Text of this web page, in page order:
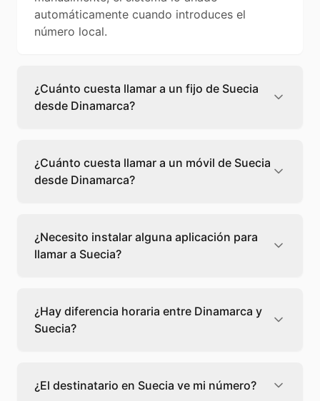
automáticamente cuando introduces el
número local.
¿Cuánto cuesta llamar a un fijo de Suecia
desde Dinamarca?
cuesta 0,03 €/min con Teléfono Global. Verás
el precio exacto antes de marcar para que
sepas qué vas a gastar.
¿Cuánto cuesta llamar a un móvil de Suecia
desde Dinamarca?
cuesta 0,11 €/min con Teléfono Global. Pagas
solo los minutos que hablas, sin cuotas ni
permanencia.
¿Necesito instalar alguna aplicación para
llamar a Suecia?
desde tu navegador web. Solo necesitas una
conexión a internet y podrás llamar
directamente a Suecia.
¿Hay diferencia horaria entre Dinamarca y
Suecia?
diferencia horaria. Adapta tu llamada al
horario más conveniente.
¿El destinatario en Suecia ve mi número?